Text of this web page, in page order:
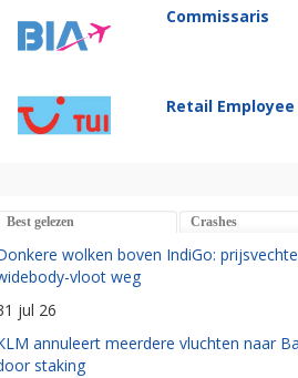
Commissaris
Retail Employee
Best gelezen Crashes
wolken boven IndiGo:
vloot weg
jul 26
annuleert meerdere vluchten naar
staking